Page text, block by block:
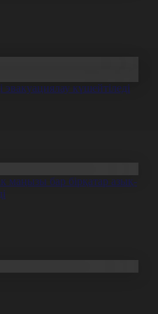
эвакуациялау күшейтіледі
маңызы бар бірқатар азық-